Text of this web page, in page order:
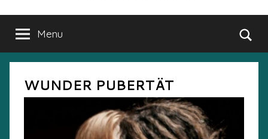
Menu
WUNDER PUBERTÄT